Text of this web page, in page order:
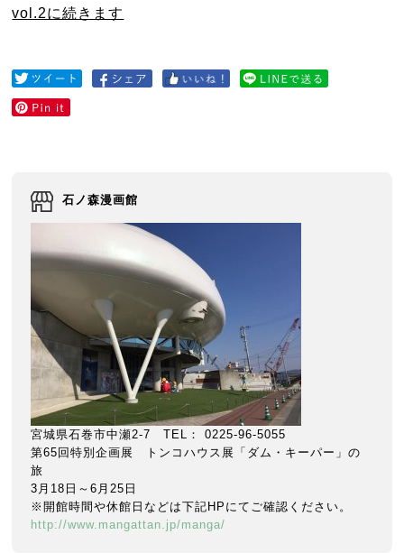
vol.2に続きます
石ノ森漫画館
宮城県石巻市中瀬2-7 TEL： 0225-96-5055
第65回特別企画展 トンコハウス展「ダム・キーパー」の
旅
3月18日～6月25日
※開館時間や休館日などは下記HPにてご確認ください。
http://www.mangattan.jp/manga/